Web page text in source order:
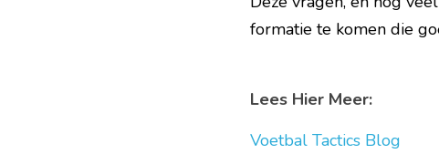
formatie te komen die
Lees Hier Meer:
Voetbal Tactics Blog